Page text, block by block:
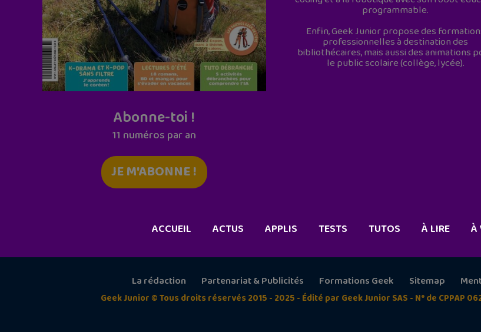
Abonne-toi !
11 numéros par an
JE M'ABONNE !
programmable.
Enfin, Geek Junior propose des
professionnelles à destination des
bibliothécaires, mais aussi des animations
le public scolaire (collège, lycée).
ACCUEIL ACTUS APPLIS TESTS TUTOS À LIRE À
La rédaction Partenariat & Publicités Formations Geek Sitemap
Geek Junior © Tous droits réservés 2015 - 2025 - Édité par Geek Junior SAS - N° de CPPAP